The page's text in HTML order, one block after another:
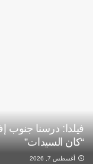
فيلدا: درسنا جنوب
“كان السيدات”
أغسطس 7, 2026